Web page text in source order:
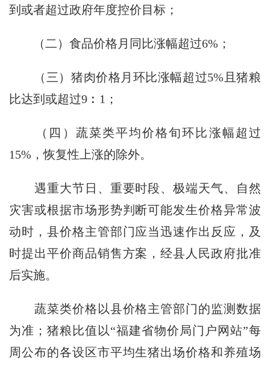
到或者超过政府年度控价目标；
（二）食品价格月同比涨幅超过6%；
（三）猪肉价格月环比涨幅超过5%且猪粮
比达到或超过9︰1；
（四）蔬菜类平均价格旬环比涨幅超过
15%，恢复性上涨的除外。
遇重大节日、重要时段、极端天气、自然
灾害或根据市场形势判断可能发生价格异常波
动时，县价格主管部门应当迅速作出反应，及
时提出平价商品销售方案，经县人民政府批准
后实施。
蔬菜类价格以县价格主管部门的监测数据
为准；猪粮比值以“福建省物价局门户网站”每
周公布的各设区市平均生猪出场价格和养殖场